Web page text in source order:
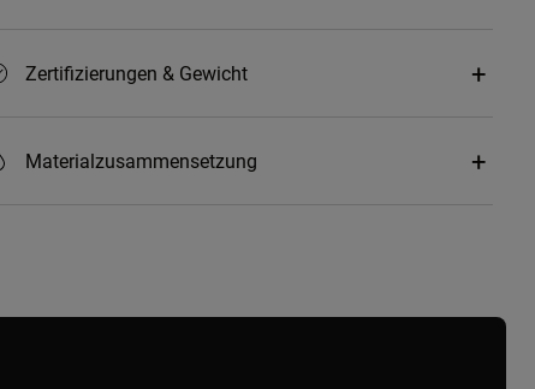
Zertifizierungen & Gewicht
Materialzusammensetzung